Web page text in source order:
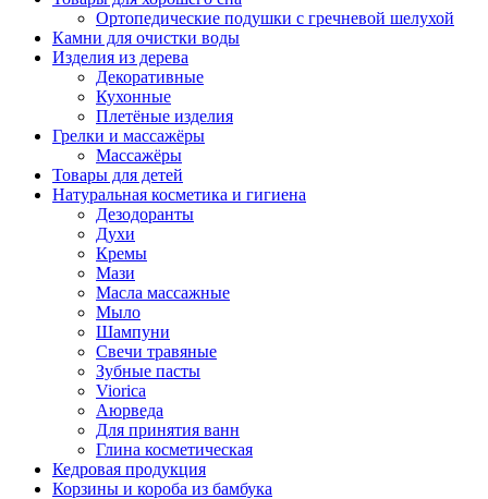
Ортопедические подушки с гречневой шелухой
Камни для очистки воды
Изделия из дерева
Декоративные
Кухонные
Плетёные изделия
Грелки и массажёры
Массажёры
Товары для детей
Натуральная косметика и гигиена
Дезодоранты
Духи
Кремы
Мази
Масла массажные
Мыло
Шампуни
Свечи травяные
Зубные пасты
Viorica
Аюрведа
Для принятия ванн
Глина косметическая
Кедровая продукция
Корзины и короба из бамбука